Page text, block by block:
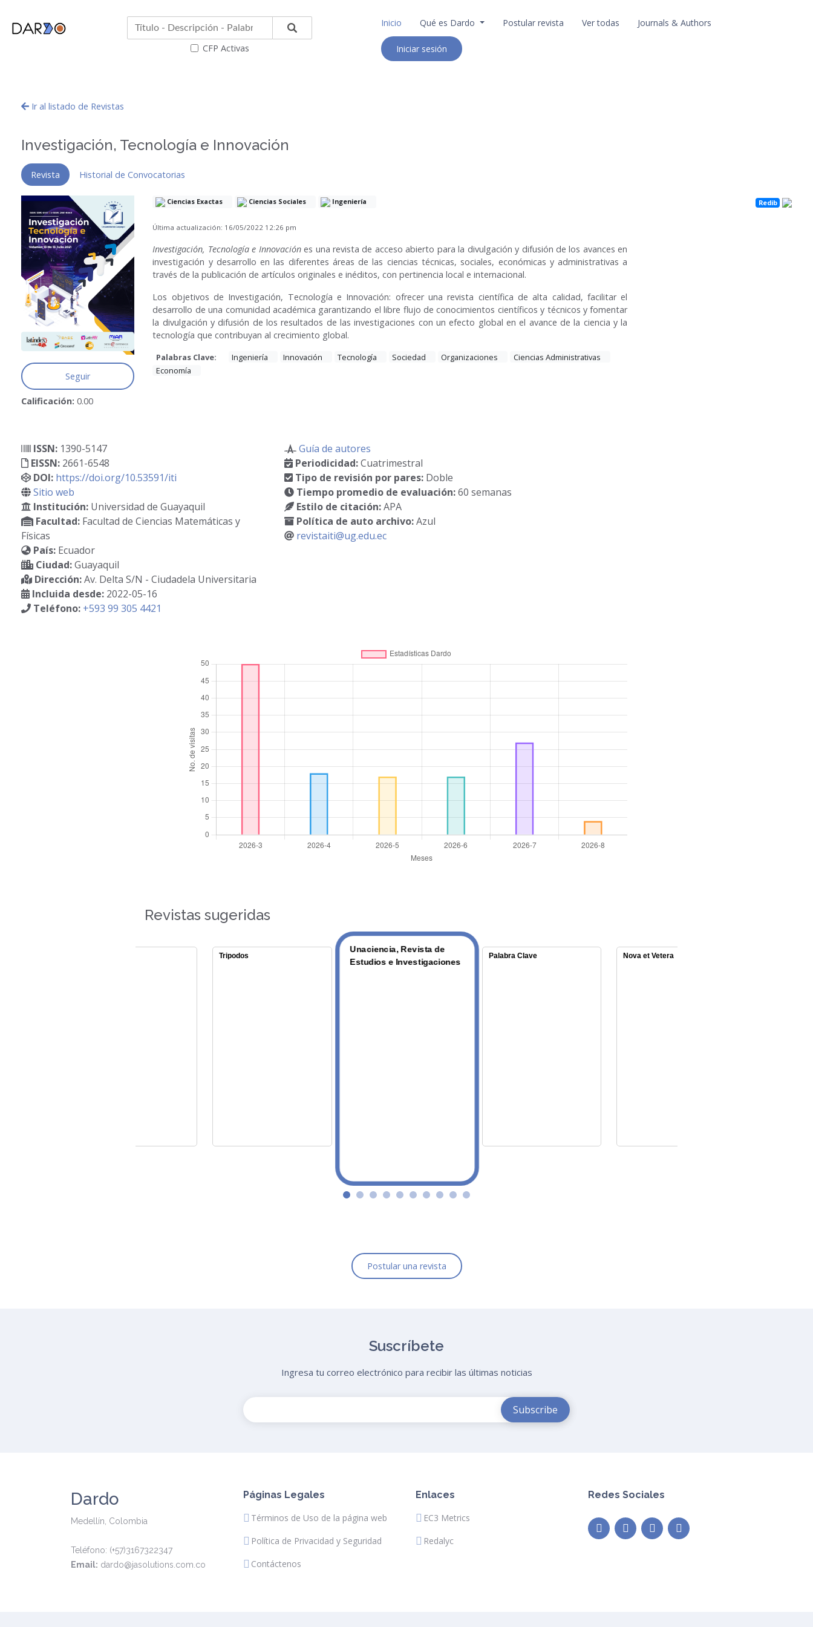
CFP Activas
Inicio Qué es Dardo Postular revista Ver todas Journals & Authors
Iniciar sesión
Ir al listado de Revistas
Investigación, Tecnología e Innovación
Revista Historial de Convocatorias
Seguir
Calificación: 0.00
Ciencias Exactas Ciencias Sociales Ingeniería Redib
Última actualización: 16/05/2022 12:26 pm
Investigación, Tecnología e Innovaciónes una revista de acceso abierto para la divulgación y difusión de los avances en
investigación y desarrollo en las diferentes áreas de las ciencias técnicas, sociales, económicas y administrativas a
través de la publicación de artículos originales e inéditos, con pertinencia local e internacional.
Los objetivos de Investigación, Tecnología e Innovación: ofrecer una revista científica de alta calidad, facilitar el
desarrollo de una comunidad académica garantizando el libre flujo de conocimientos científicos y técnicos y fomentar
la divulgación y difusión de los resultados de las investigaciones con un efecto global en el avance de la ciencia y la
tecnología que contribuyan al crecimiento global.
Palabras Clave: Ingeniería Innovación Tecnología Sociedad Organizaciones
Ciencias Administrativas
Economía
ISSN: 1390-5147
EISSN: 2661-6548
DOI: https://doi.org/10.53591/iti
Sitio web
Institución: Universidad de Guayaquil
Facultad: Facultad de Ciencias Matemáticas y
Físicas
País: Ecuador
Ciudad:Guayaquil
Dirección:Av. Delta S/N - Ciudadela Universitaria
Incluida desde: 2022-05-16
Teléfono: +593 99 305 4421
Guía de autores
Periodicidad:Cuatrimestral
Tipo de revisión por pares:Doble
Tiempo promedio de evaluación:60 semanas
Estilo de citación:APA
Política de auto archivo:Azul
revistaiti@ug.edu.ec
Revistas sugeridas
Tripodos
Unaciencia, Revista de
Estudios e Investigaciones
Palabra Clave Nova et Vetera
Postular una revista
Suscríbete
Ingresa tu correo electrónico para recibir las últimas noticias
Dardo
Medellín, Colombia
Teléfono: (+57)3167322347
Email: dardo@jasolutions.com.co
Páginas Legales
Términos de Uso de la página web
Política de Privacidad y Seguridad
Contáctenos
Enlaces
EC3 Metrics
Redalyc
Redes Sociales